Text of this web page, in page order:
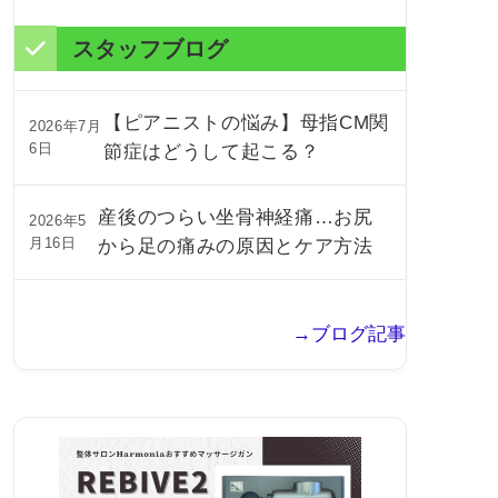
スタッフブログ
2026年7月
6日
【ピアニストの悩み】母指CM関
節症はどうして起こる？
2026年5
月16日
産後のつらい坐骨神経痛…お尻
から足の痛みの原因とケア方法
→ブログ記事